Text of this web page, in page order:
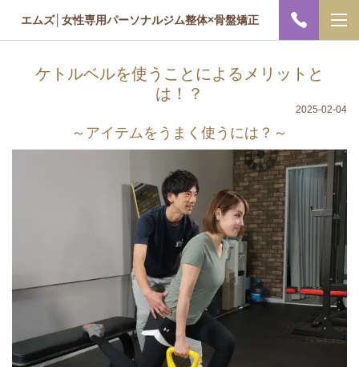
エムズ│女性専用パーソナルジム整体×骨盤矯正
ケトルベルを使うことによるメリットと
は！？
2025-02-04
～アイテムをうまく使うには？～